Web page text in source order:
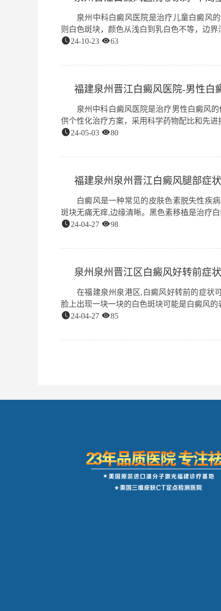
泉州中科白癜风医院是治疗儿童白癜风
则白色斑块，颜色从浅白到乳白色不等，边
24-10-23
63
福建泉州晋江白癜风医院-男性白
泉州中科白癜风医院是治疗男性白癜风
供个性化治疗方案，采用科学药物配比和先进
24-05-03
80
福建泉州泉州晋江白癜风腿部症
白癜风是一种常见的皮肤色素脱失性疾
斑块无痛无痒,边缘清晰。黑色素移植是治疗
24-04-27
98
泉州泉州晋江区白癜风好转前症
在福建泉州泉港区,白癜风好转前的症状
脸上出现一块一块的白色斑块可能是白癜风的
24-04-27
85